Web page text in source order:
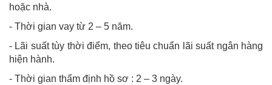
hoặc nhà.
- Thời gian vay từ 2 – 5 năm.
- Lãi suất tùy thời điểm, theo tiêu chuẩn lãi suất ngân hàng
hiện hành.
- Thời gian thẩm định hồ sơ : 2 – 3 ngày.